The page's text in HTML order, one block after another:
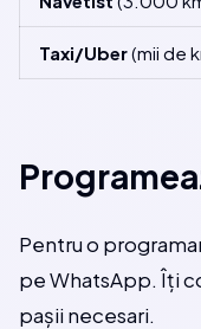
Taxi/Uber(mii de
Pentru o
pe WhatsApp. Îți
pașii necesari.